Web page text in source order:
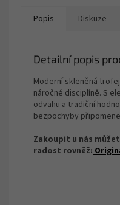
Popis Diskuze
Detailní popis
Moderní skleněná
náročné disciplíně. S
odvahu a tradiční hod
bezpochyby
Zakoupit u nás
radost rovněž: